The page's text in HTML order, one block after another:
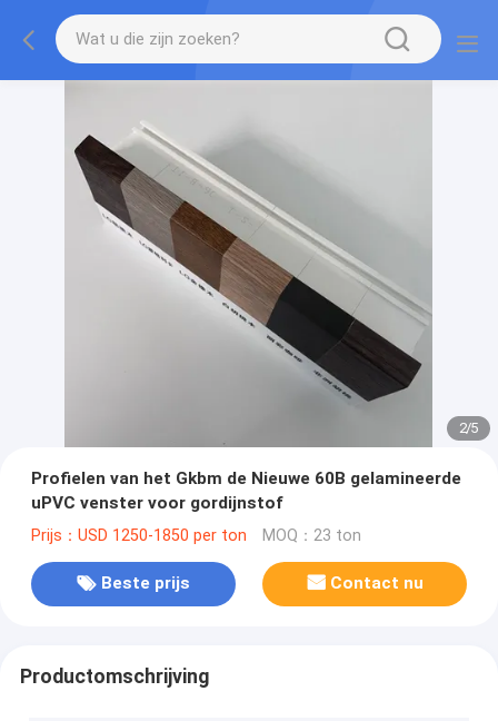
2/5
Profielen van het Gkbm de Nieuwe 60B gelamineerde
uPVC venster voor gordijnstof
Prijs：USD 1250-1850 per ton MOQ：23 ton
Beste prijs Contact nu
Productomschrijving